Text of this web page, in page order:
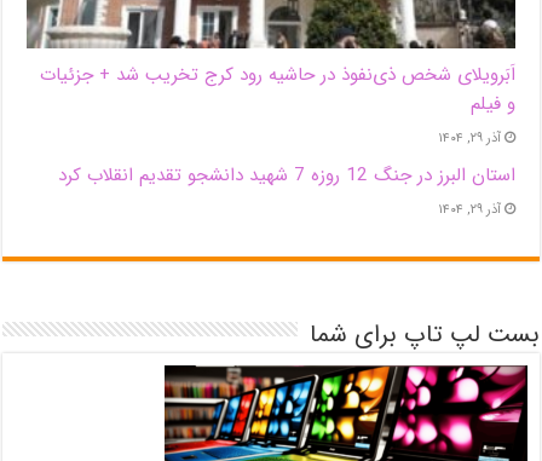
اَبَر‌ویلای شخص ذی‌نفوذ در حاشیه‌ رود کرج تخریب شد + جزئیات
و فیلم
آذر ۲۹, ۱۴۰۴
استان البرز در جنگ 12 روزه 7 شهید دانشجو تقدیم انقلاب کرد
آذر ۲۹, ۱۴۰۴
بست لپ تاپ برای شما